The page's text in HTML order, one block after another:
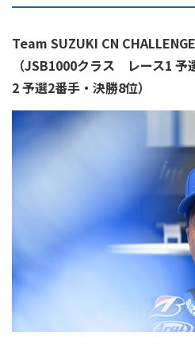
Team SUZUKI CN
（JSB1000クラス レース1 予
2 予選2番手・決勝8位）